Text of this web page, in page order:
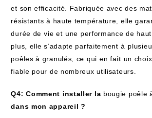
‍et son efficacité. Fabriquée avec des
résistants à haute température, elle
durée de ⁤vie et ⁢une performance de
plus, elle s’adapte parfaitement⁣ à⁢
poêles à granulés, ce qui ⁢en fait⁣ un
fiable ‍pour de nombreux utilisateurs.
Q4: Comment installer la bougie poêle
dans mon appareil ?